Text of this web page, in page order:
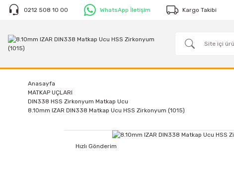
0212 508 10 00 WhatsApp İletişim Kargo Takibi
Anasayfa
MATKAP UÇLARI
DIN338 HSS Zirkonyum Matkap Ucu
8.10mm IZAR DIN338 Matkap Ucu HSS Zirkonyum (1015)
Hızlı Gönderim